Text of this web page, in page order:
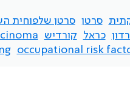
סרטן סרטן שלפוחית
כראל קורדיש
occupational risk